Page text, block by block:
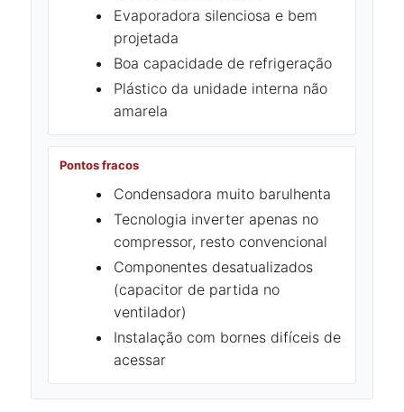
Evaporadora silenciosa e bem
projetada
Boa capacidade de refrigeração
Plástico da unidade interna não
amarela
Pontos fracos
Condensadora muito barulhenta
Tecnologia inverter apenas no
compressor, resto convencional
Componentes desatualizados
(capacitor de partida no
ventilador)
Instalação com bornes difíceis de
acessar